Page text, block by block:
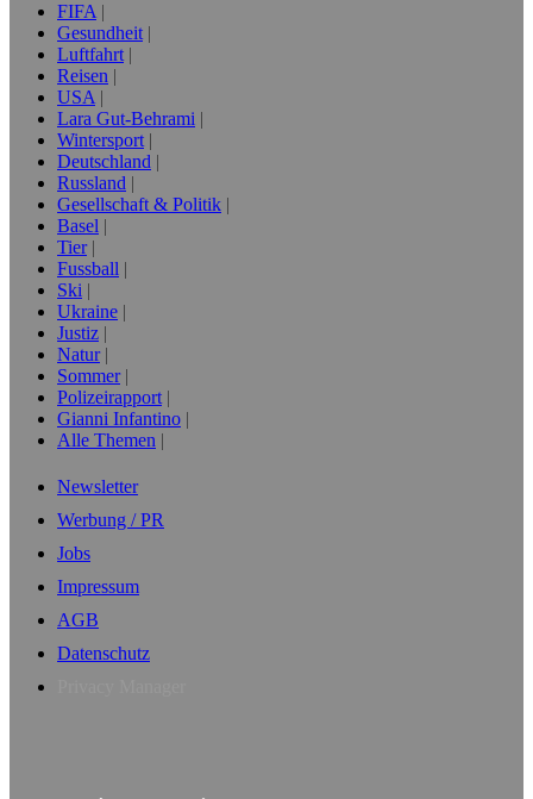
FIFA
Gesundheit
Luftfahrt
Reisen
USA
Lara Gut-Behrami
Wintersport
Deutschland
Russland
Gesellschaft & Politik
Basel
Tier
Fussball
Ski
Ukraine
Justiz
Natur
Sommer
Polizeirapport
Gianni Infantino
Alle Themen
Newsletter
Werbung / PR
Jobs
Impressum
AGB
Datenschutz